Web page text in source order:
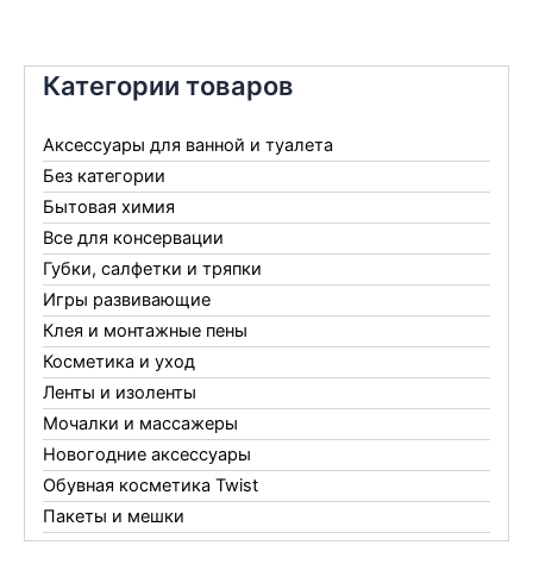
Категории товаров
Аксессуары для ванной и туалета
Без категории
Бытовая химия
Все для консервации
Губки, салфетки и тряпки
Игры развивающие
Клея и монтажные пены
Косметика и уход
Ленты и изоленты
Мочалки и массажеры
Новогодние аксессуары
Обувная косметика Twist
Пакеты и мешки
Перчатки